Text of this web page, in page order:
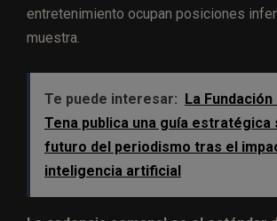
entretenimiento ocupan posiciones
muestra.
Te puede interesar:
La
Tena publica una guía estratégica
futuro del periodismo tras el
inteligencia artificial